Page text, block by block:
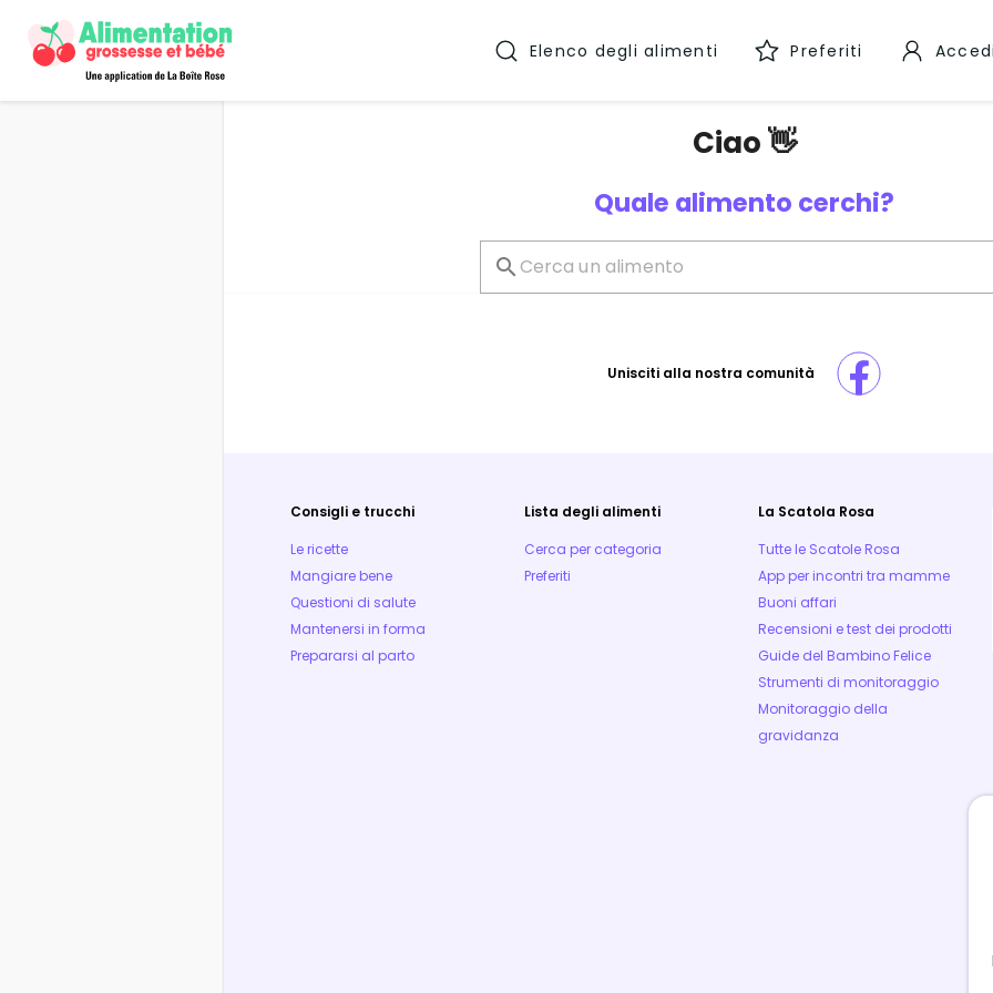
Elenco degli alimenti Preferiti
Ciao 👋
Quale alimento cerchi?
Unisciti alla nostra comunità
Consigli e trucchi
Le ricette
Mangiare bene
Questioni di salute
Mantenersi in forma
Prepararsi al parto
Lista degli alimenti
Cerca per categoria
Preferiti
La Scatola Rosa
Tutte le Scatole Rosa
App per incontri tra mamme
Buoni affari
Recensioni e test dei prodotti
Guide del Bambino Felice
Strumenti di monitoraggio
Monitoraggio della
gravidanza